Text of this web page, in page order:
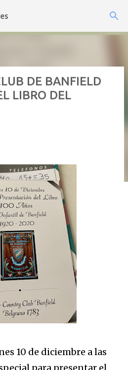
principal
DE BANFIELD
LIBRO DEL
10 de diciembre a las